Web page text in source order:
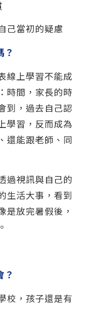
己當初的疑慮
？
線上學習不能成
時間，家長的時
到，過去自己認
學習，反而成為
還能跟老師、同
過視訊與自己的
生活大事，看到
是放完暑假後，
？
校，孩子還是有